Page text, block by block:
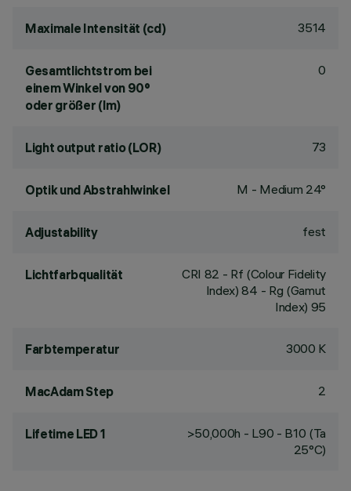
Maximale Intensität (cd) 3514
Gesamtlichtstrom bei
einem Winkel von 90°
oder größer (lm)
0
Light output ratio (LOR) 73
Optik und Abstrahlwinkel M - Medium 24°
Adjustability fest
Lichtfarbqualität CRI 82 - Rf (Colour Fidelity
Index) 84 - Rg (Gamut
Index) 95
Farbtemperatur 3000 K
MacAdam Step 2
Lifetime LED 1
>50,000h - L90 - B10 (Ta
25°C)